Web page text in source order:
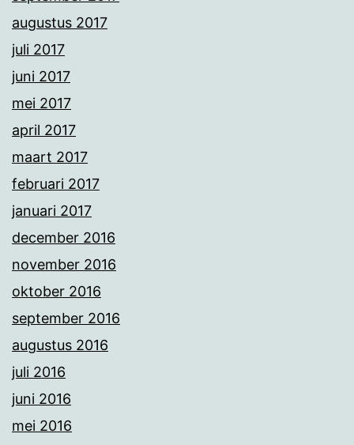
augustus 2017
juli 2017
juni 2017
mei 2017
april 2017
maart 2017
februari 2017
januari 2017
december 2016
november 2016
oktober 2016
september 2016
augustus 2016
juli 2016
juni 2016
mei 2016